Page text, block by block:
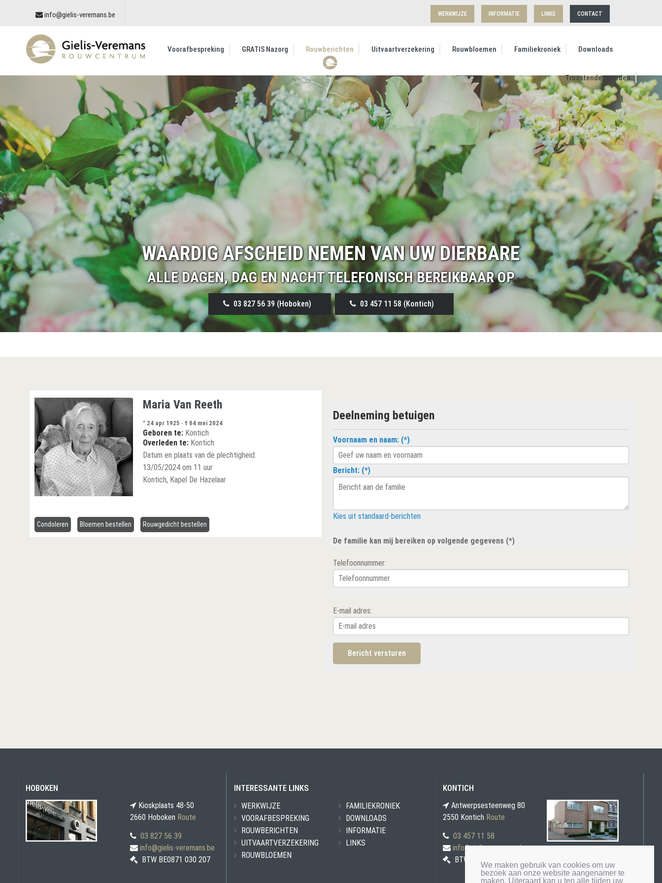
We maken gebruik van cookies om uw
bezoek aan onze website aangenamer te
maken. Uiteraard kan u ten alle tijden uw
info@gielis-veremans.be WERKWIJZE INFORMATIE LINKS CONTACT
Voorafbespreking GRATIS Nazorg Rouwberichten Uitvaartverzekering Rouwbloemen Familiekroniek Downloads
Troostende woorden
WAARDIG AFSCHEID NEMEN VAN UW DIERBARE
ALLE DAGEN, DAG EN NACHT TELEFONISCH BEREIKBAAR OP
03 827 56 39 (Hoboken) 03 457 11 58 (Kontich)
Maria Van Reeth
° 24 apr 1925 - † 04 mei 2024
Geboren te: Kontich
Overleden te: Kontich
Datum en plaats van de plechtigheid:
13/05/2024 om 11 uur
Kontich, Kapel De Hazelaar
Condoleren Bloemen bestellen Rouwgedicht bestellen
Deelneming betuigen
Voornaam en naam: (*)
Bericht: (*)
Kies uit standaard-berichten
De familie kan mij bereiken op volgende gegevens (*)
Telefoonnummer:
E-mail adres:
HOBOKEN
Kioskplaats 48-50
2660 Hoboken Route
03 827 56 39
info@gielis-veremans.be
BTW BE0871 030 207
INTERESSANTE LINKS
WERKWIJZE
VOORAFBESPREKING
ROUWBERICHTEN
UITVAARTVERZEKERING
ROUWBLOEMEN
FAMILIEKRONIEK
DOWNLOADS
INFORMATIE
LINKS
KONTICH
Antwerpsesteenweg 80
2550 Kontich Route
03 457 11 58
info@gielis-veremans.be
BTW BE0871 030 207